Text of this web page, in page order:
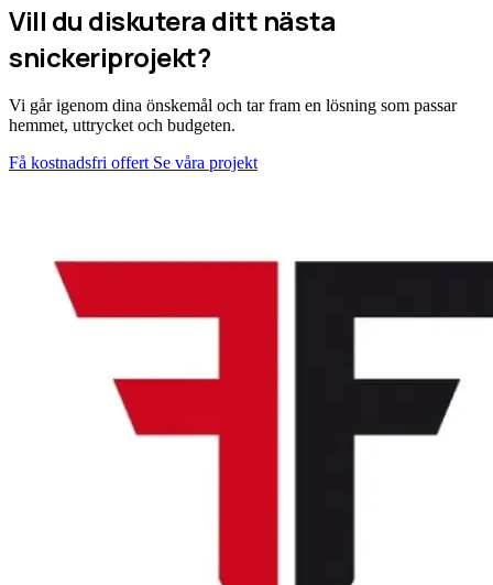
Vill du diskutera ditt nästa
snickeriprojekt?
Vi går igenom dina önskemål och tar fram en lösning som passar
hemmet, uttrycket och budgeten.
Få kostnadsfri offert Se våra projekt